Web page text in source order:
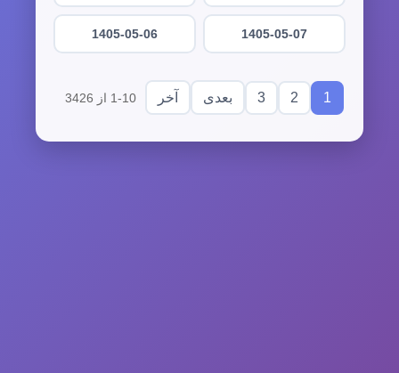
1405-05-07
1405-05-06
1
2
3 بعدی آخر 1-10 از 3426